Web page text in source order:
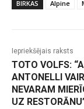
BIRKAS Alpine
Iepriekšējais raksts
TOTO VOLFS:
ANTONELLI
NEVARAM
UZ